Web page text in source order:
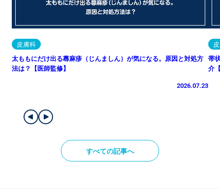
皮膚科
太ももにだけ出る蕁麻疹（じんましん）が気になる。原因と対処方
法は？【医師監修】
2026.07.23
帯
介
すべての記事へ